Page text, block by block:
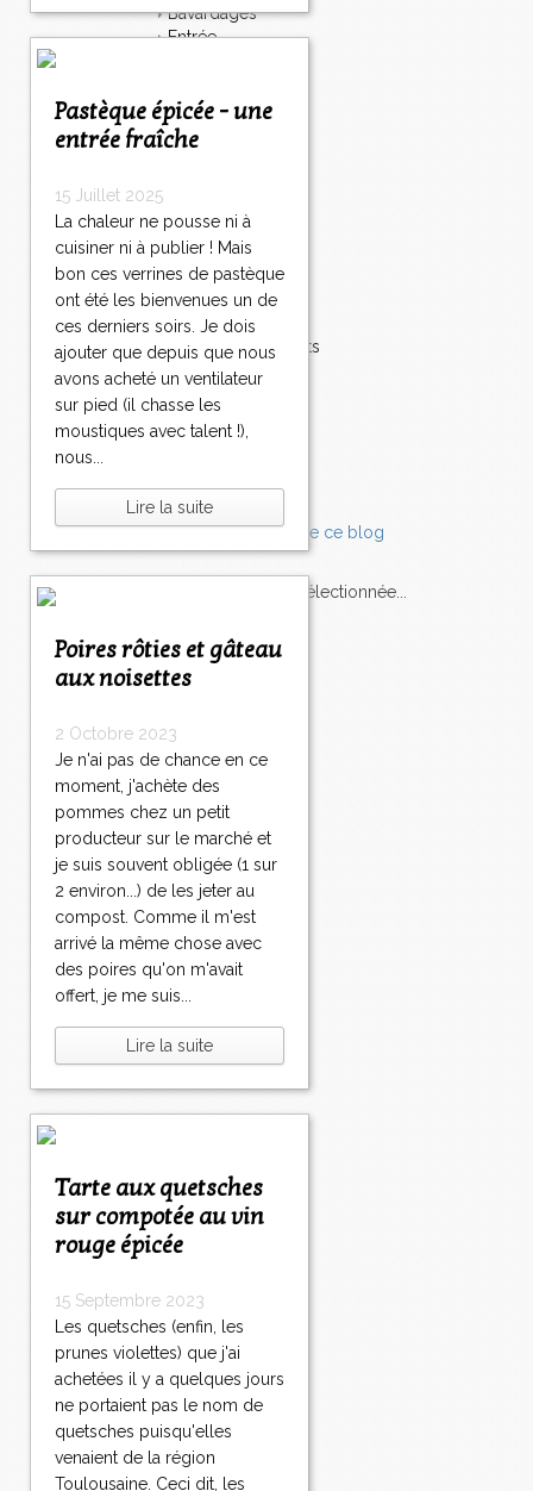
Pastèque épicée - une
entrée fraîche
15 Juillet 2025
La chaleur ne pousse ni à
cuisiner ni à publier ! Mais
bon ces verrines de pastèque
ont été les bienvenues un de
ces derniers soirs. Je dois
ajouter que depuis que nous
avons acheté un ventilateur
sur pied (il chasse les
moustiques avec talent !),
nous...
Lire la suite
Poires rôties et gâteau
aux noisettes
2 Octobre 2023
Je n'ai pas de chance en ce
moment, j'achète des
pommes chez un petit
producteur sur le marché et
je suis souvent obligée (1 sur
2 environ...) de les jeter au
compost. Comme il m'est
arrivé la même chose avec
des poires qu'on m'avait
offert, je me suis...
Lire la suite
Tarte aux quetsches
sur compotée au vin
rouge épicée
15 Septembre 2023
Les quetsches (enfin, les
prunes violettes) que j'ai
achetées il y a quelques jours
ne portaient pas le nom de
quetsches puisqu'elles
venaient de la région
Toulousaine. Ceci dit, les
Bavardages
Entrée
Apéritif
Fromage
Épices
Fruits
Soupe
Fêtes
Poisson
Accompagnements
Champignons
Chocolat
Tomates
L'Express style m'a sélectionnée...
L'actu Saveurssur
lexpress.fr/Styles